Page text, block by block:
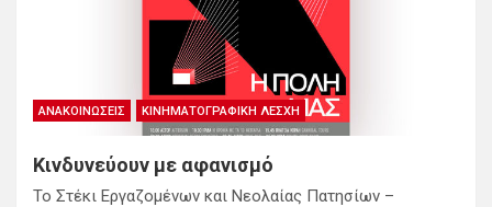
ΑΝΑΚΟΙΝΏΣΕΙΣ ΚΙΝΗΜΑΤΟΓΡΑΦΙΚΉ ΛΈΣΧΗ
Κινδυνεύουν με αφανισμό
Το Στέκι Εργαζομένων και Νεολαίας Πατησίων –